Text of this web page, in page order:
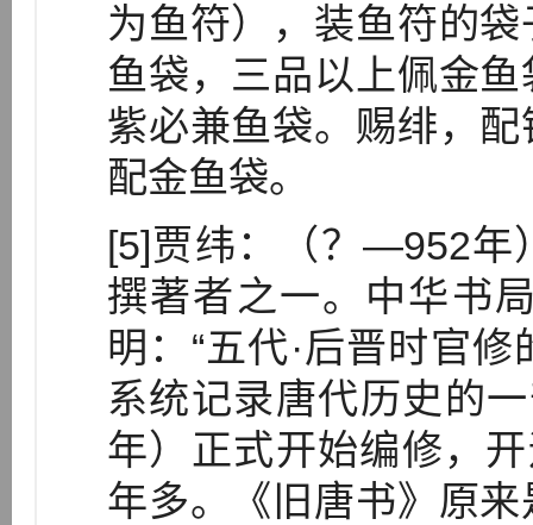
为鱼符），装鱼符的
鱼袋，三品以上佩金
紫必兼鱼袋。赐绯，
配金鱼袋。
[5]贾纬：（？—952年
撰著者之一。中华书
明：“五代·后晋时官
系统记录唐代历史的
年）正式开始编修，
年多。《旧唐书》原